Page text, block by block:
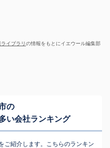
イブラリの情報をもとにイエウール編集部
の
い会社ランキング
ご紹介します。こちらのランキン